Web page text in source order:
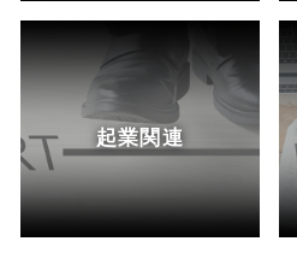
起業関連